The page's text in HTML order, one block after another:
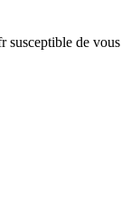
susceptible de vous